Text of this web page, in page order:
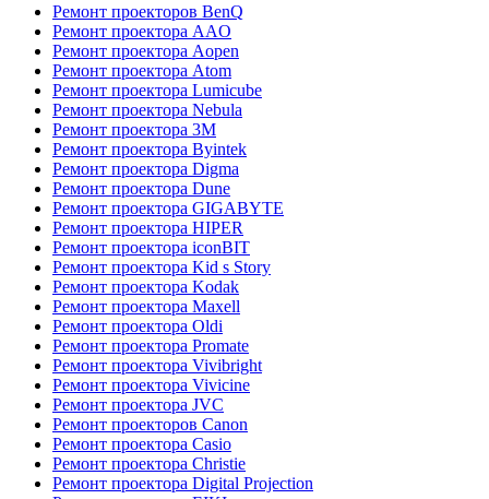
Ремонт проекторов BenQ
Ремонт проектора AAO
Ремонт проектора Aopen
Ремонт проектора Atom
Ремонт проектора Lumicube
Ремонт проектора Nebula
Ремонт проектора 3M
Ремонт проектора Byintek
Ремонт проектора Digma
Ремонт проектора Dune
Ремонт проектора GIGABYTE
Ремонт проектора HIPER
Ремонт проектора iconBIT
Ремонт проектора Kid s Story
Ремонт проектора Kodak
Ремонт проектора Maxell
Ремонт проектора Oldi
Ремонт проектора Promate
Ремонт проектора Vivibright
Ремонт проектора Vivicine
Ремонт проектора JVC
Ремонт проекторов Canon
Ремонт проектора Casio
Ремонт проектора Christie
Ремонт проектора Digital Projection